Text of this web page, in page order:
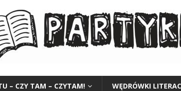
– CZY TAM – CZYTAM! WĘDRÓWKI